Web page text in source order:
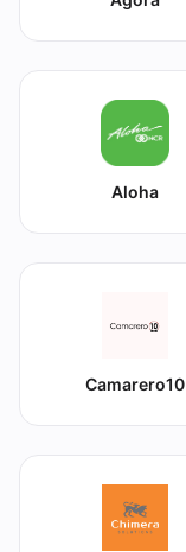
Aloha
Camarero10